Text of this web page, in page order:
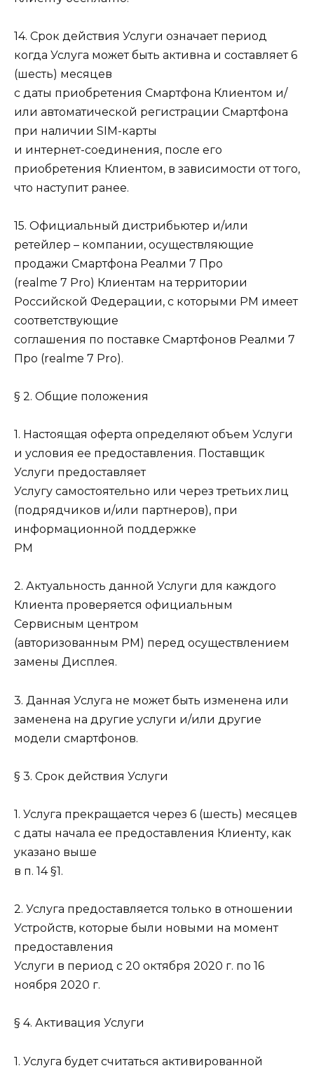
14. Срок действия Услуги означает период
когда Услуга может быть активна и составляет 6
(шесть) месяцев
с даты приобретения Смартфона Клиентом и/
или автоматической регистрации Смартфона
при наличии SIM-карты
и интернет-соединения, после его
приобретения Клиентом, в зависимости от того,
что наступит ранее.
15. Официальный дистрибьютер и/или
ретейлер – компании, осуществляющие
продажи Смартфона Реалми 7 Про
(realme 7 Pro) Клиентам на территории
Российской Федерации, с которыми РМ имеет
соответствующие
соглашения по поставке Смартфонов Реалми 7
Про (realme 7 Pro).
§ 2. Общие положения
1. Настоящая оферта определяют объем Услуги
и условия ее предоставления. Поставщик
Услуги предоставляет
Услугу самостоятельно или через третьих лиц
(подрядчиков и/или партнеров), при
информационной поддержке
РМ
2. Актуальность данной Услуги для каждого
Клиента проверяется официальным
Сервисным центром
(авторизованным РМ) перед осуществлением
замены Дисплея.
3. Данная Услуга не может быть изменена или
заменена на другие услуги и/или другие
модели смартфонов.
§ 3. Срок действия Услуги
1. Услуга прекращается через 6 (шесть) месяцев
с даты начала ее предоставления Клиенту, как
указано выше
в п. 14 §1.
2. Услуга предоставляется только в отношении
Устройств, которые были новыми на момент
предоставления
Услуги в период с 20 октября 2020 г. по 16
ноября 2020 г.
§ 4. Активация Услуги
1. Услуга будет считаться активированной